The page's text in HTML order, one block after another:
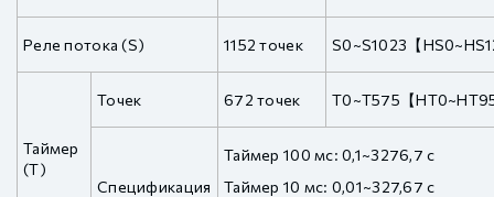
Реле потока (S) 1152 точек S0~S1023【
Таймер
(T)
Точек 672 точек T0~T575【
Спецификация
Таймер 100 мс: 0,1~3276,7 с
Таймер 10 мс: 0,01~327,67 с